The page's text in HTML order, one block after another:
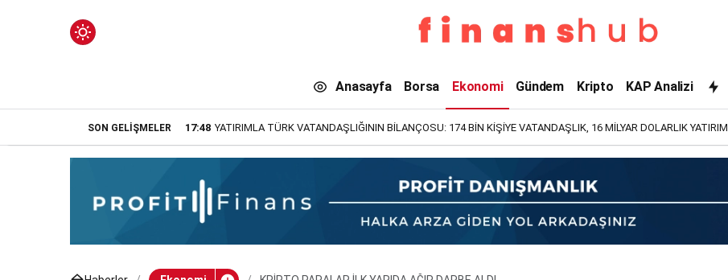
Mod
Anasayfa Borsa Ekonomi Gündem Kripto KAP Analizi
SON GELIŞMELER 17:48 YATIRIMLA TÜRK VATANDAŞLIĞININ BİLANÇOSU: 174 BİN KİŞİYE VATANDAŞLIK, 16 MİLYAR DOLARLIK YATIRIM